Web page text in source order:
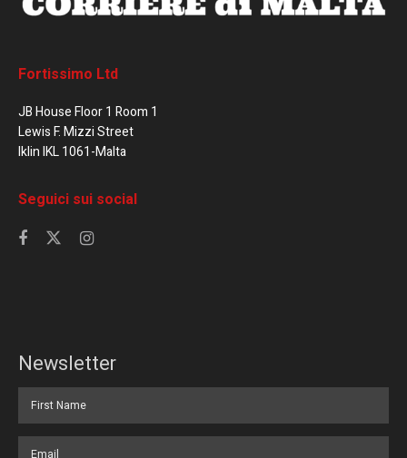
Fortissimo Ltd
JB House Floor 1 Room 1
Lewis F. Mizzi Street
Iklin IKL 1061-Malta
Seguici sui social
Newsletter